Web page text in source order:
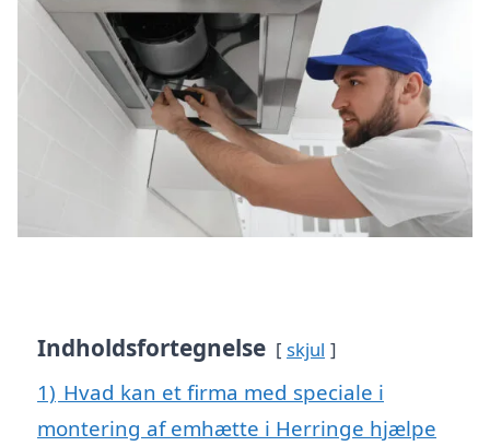
Indholdsfortegnelse skjul
1) Hvad kan et firma med speciale i
montering af emhætte i Herringe hjælpe